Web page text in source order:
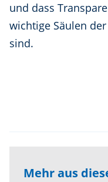
und dass
wichtige Säulen
sind.
Mehr aus